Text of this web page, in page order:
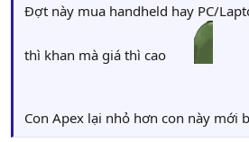
Đợt này mua handheld hay PC/
thì khan mà giá thì cao
Con Apex lại nhỏ hơn con này mới